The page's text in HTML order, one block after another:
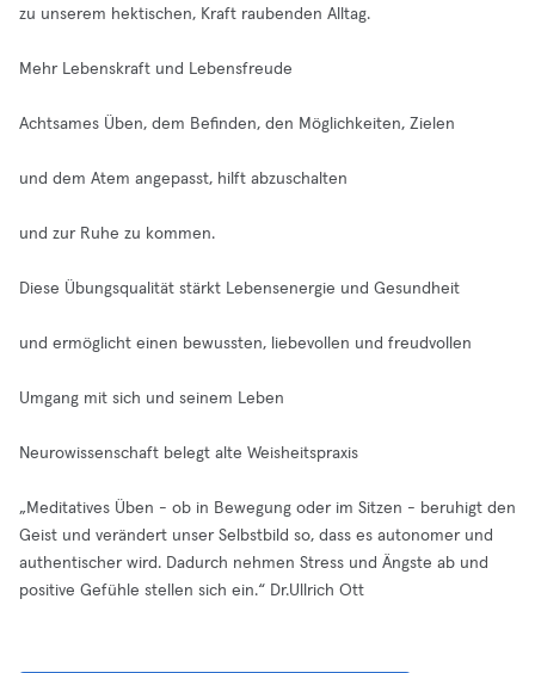
zu unserem hektischen, Kraft raubenden Alltag.
Mehr Lebenskraft und Lebensfreude
Achtsames Üben, dem Befinden, den Möglichkeiten, Zielen
und dem Atem angepasst, hilft abzuschalten
und zur Ruhe zu kommen.
Diese Übungsqualität stärkt Lebensenergie und Gesundheit
und ermöglicht einen bewussten, liebevollen und freudvollen
Umgang mit sich und seinem Leben
Neurowissenschaft belegt alte Weisheitspraxis
„Meditatives Üben - ob in Bewegung oder im Sitzen - beruhigt den
Geist und verändert unser Selbstbild so, dass es autonomer und
authentischer wird. Dadurch nehmen Stress und Ängste ab und
positive Gefühle stellen sich ein.“ Dr.Ullrich Ott